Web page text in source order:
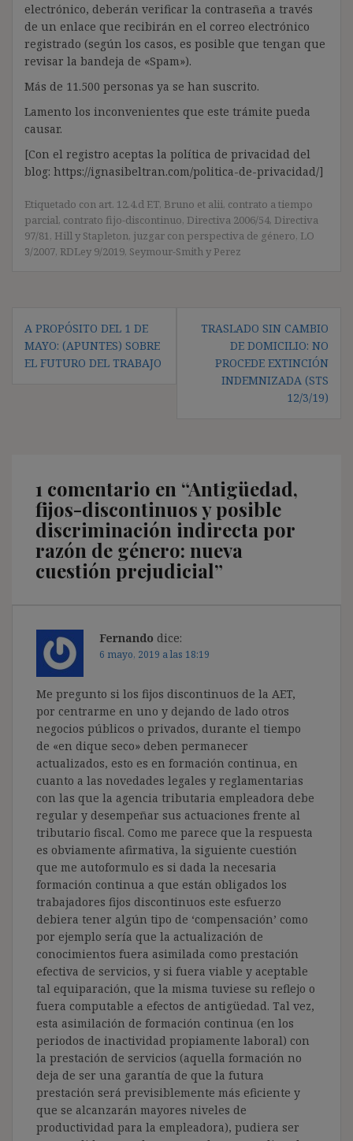
electrónico, deberán verificar la contraseña a través
de un enlace que recibirán en el correo electrónico
registrado (según los casos, es posible que tengan que
revisar la bandeja de «Spam»).
Más de 11.500 personas ya se han suscrito.
Lamento los inconvenientes que este trámite pueda
causar.
[Con el registro aceptas la política de privacidad del
blog: https://ignasibeltran.com/politica-de-privacidad/]
Etiquetado con art. 12.4.d ET, Bruno et alii, contrato a tiempo
parcial, contrato fijo-discontinuo, Directiva 2006/54, Directiva
97/81 , Hill y Stapleton, juzgar con perspectiva de género, LO
3/2007, RDLey 9/2019, Seymour-Smith y Perez
Navegación
de
entradas
A PROPÓSITO DEL 1 DE
MAYO: (APUNTES) SOBRE
EL FUTURO DEL TRABAJO
TRASLADO SIN CAMBIO
DE DOMICILIO: NO
PROCEDE EXTINCIÓN
INDEMNIZADA (STS
12/3/19)
1 comentario en “Antigüedad,
fijos-discontinuos y posible
discriminación indirecta por
razón de género: nueva
cuestión prejudicial”
Fernando dice:
6 mayo, 2019 a las 18:19
Me pregunto si los fijos discontinuos de la AET,
por centrarme en uno y dejando de lado otros
negocios públicos o privados, durante el tiempo
de «en dique seco» deben permanecer
actualizados, esto es en formación continua, en
cuanto a las novedades legales y reglamentarias
con las que la agencia tributaria empleadora debe
regular y desempeñar sus actuaciones frente al
tributario fiscal. Como me parece que la respuesta
es obviamente afirmativa, la siguiente cuestión
que me autoformulo es si dada la necesaria
formación continua a que están obligados los
trabajadores fijos discontinuos este esfuerzo
debiera tener algún tipo de ‘compensación’ como
por ejemplo sería que la actualización de
conocimientos fuera asimilada como prestación
efectiva de servicios, y si fuera viable y aceptable
tal equiparación, que la misma tuviese su reflejo o
fuera computable a efectos de antigüedad. Tal vez,
esta asimilación de formación continua (en los
periodos de inactividad propiamente laboral) con
la prestación de servicios (aquella formación no
deja de ser una garantía de que la futura
prestación será previsiblemente más eficiente y
que se alcanzarán mayores niveles de
productividad para la empleadora), pudiera ser